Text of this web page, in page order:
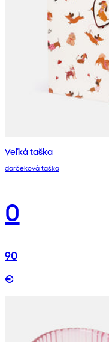
Veľká taška
darčeková taška
0
90
€